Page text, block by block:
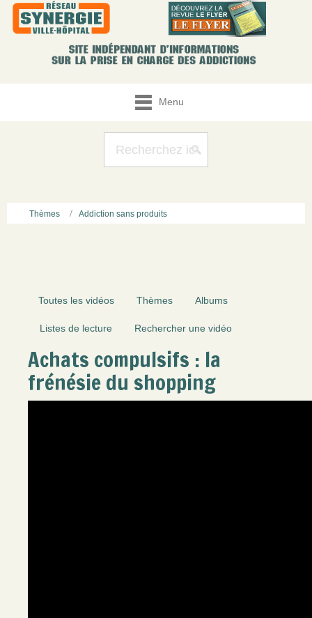
Menu
Thèmes Addiction sans produits
Toutes les vidéos Thèmes Albums
Listes de lecture Rechercher une vidéo
Achats compulsifs : la
frénésie du shopping